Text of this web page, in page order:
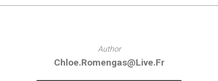
Author
Chloe.romengas@live.fr